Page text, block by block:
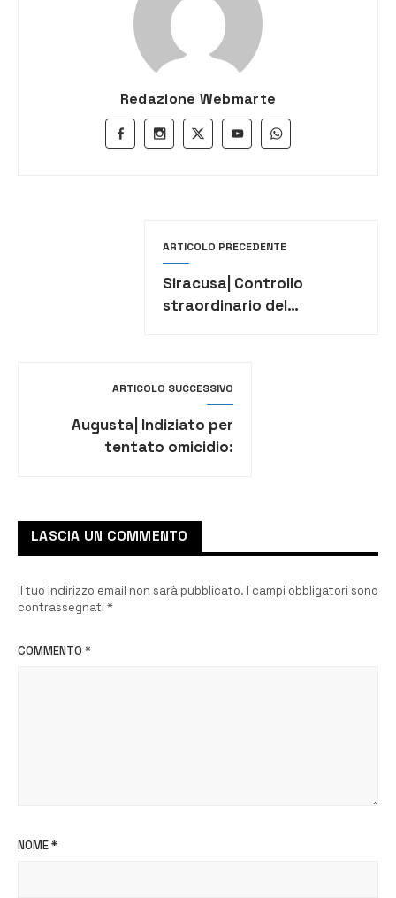
Redazione Webmarte
ARTICOLO PRECEDENTE
Siracusa| Controllo
straordinario del
ARTICOLO SUCCESSIVO
Augusta| Indiziato per
tentato omicidio:
LASCIA UN COMMENTO
Il tuo indirizzo email non sarà pubblicato. I campi obbligatori sono
contrassegnati *
COMMENTO *
NOME*